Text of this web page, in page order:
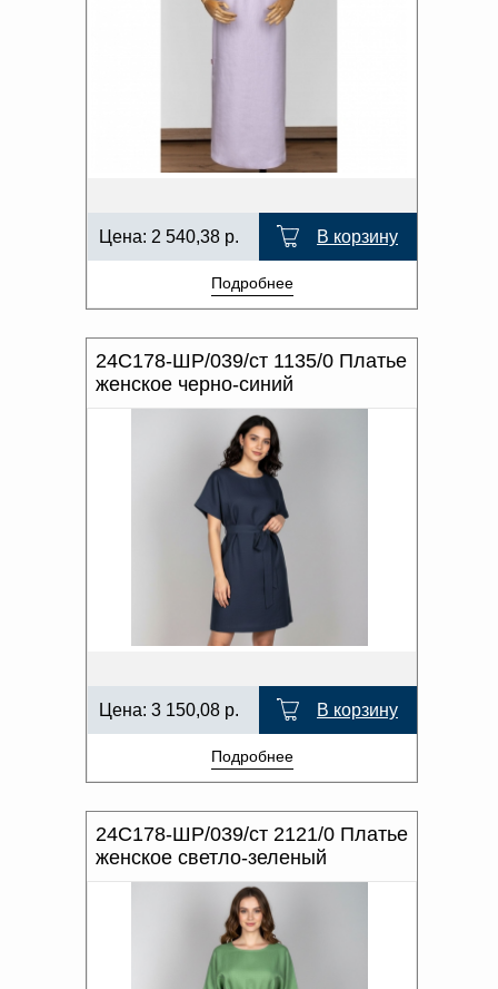
Цена: 2 540,38 р. В корзину
Подробнее
24С178-ШР/039/ст 1135/0 Платье
женское черно-синий
Цена: 3 150,08 р. В корзину
Подробнее
24С178-ШР/039/ст 2121/0 Платье
женское светло-зеленый